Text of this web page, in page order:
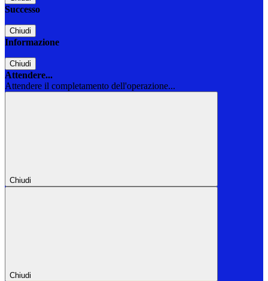
Successo
Chiudi
Informazione
Chiudi
Attendere...
Attendere il completamento dell'operazione...
Chiudi
Chiudi